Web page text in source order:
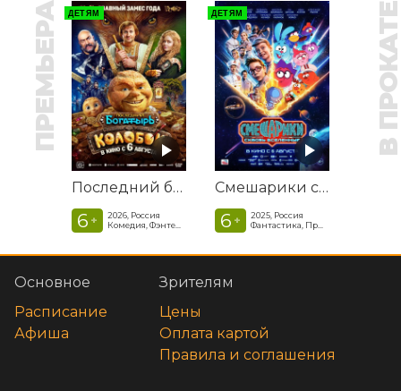
ПРЕМЬЕРА ДЕТЯМ
Последний богатырь. Колобок
6 +
2026, Россия
Комедия, Фэнтези, Приключения
ДЕТЯМ
Смешарики сквозь вселенные
6 +
2025, Россия
Фантастика, Приключенческая комедия
В
Основное
Расписание
Афиша
Зрителям
Цены
Оплата картой
Правила и соглашения